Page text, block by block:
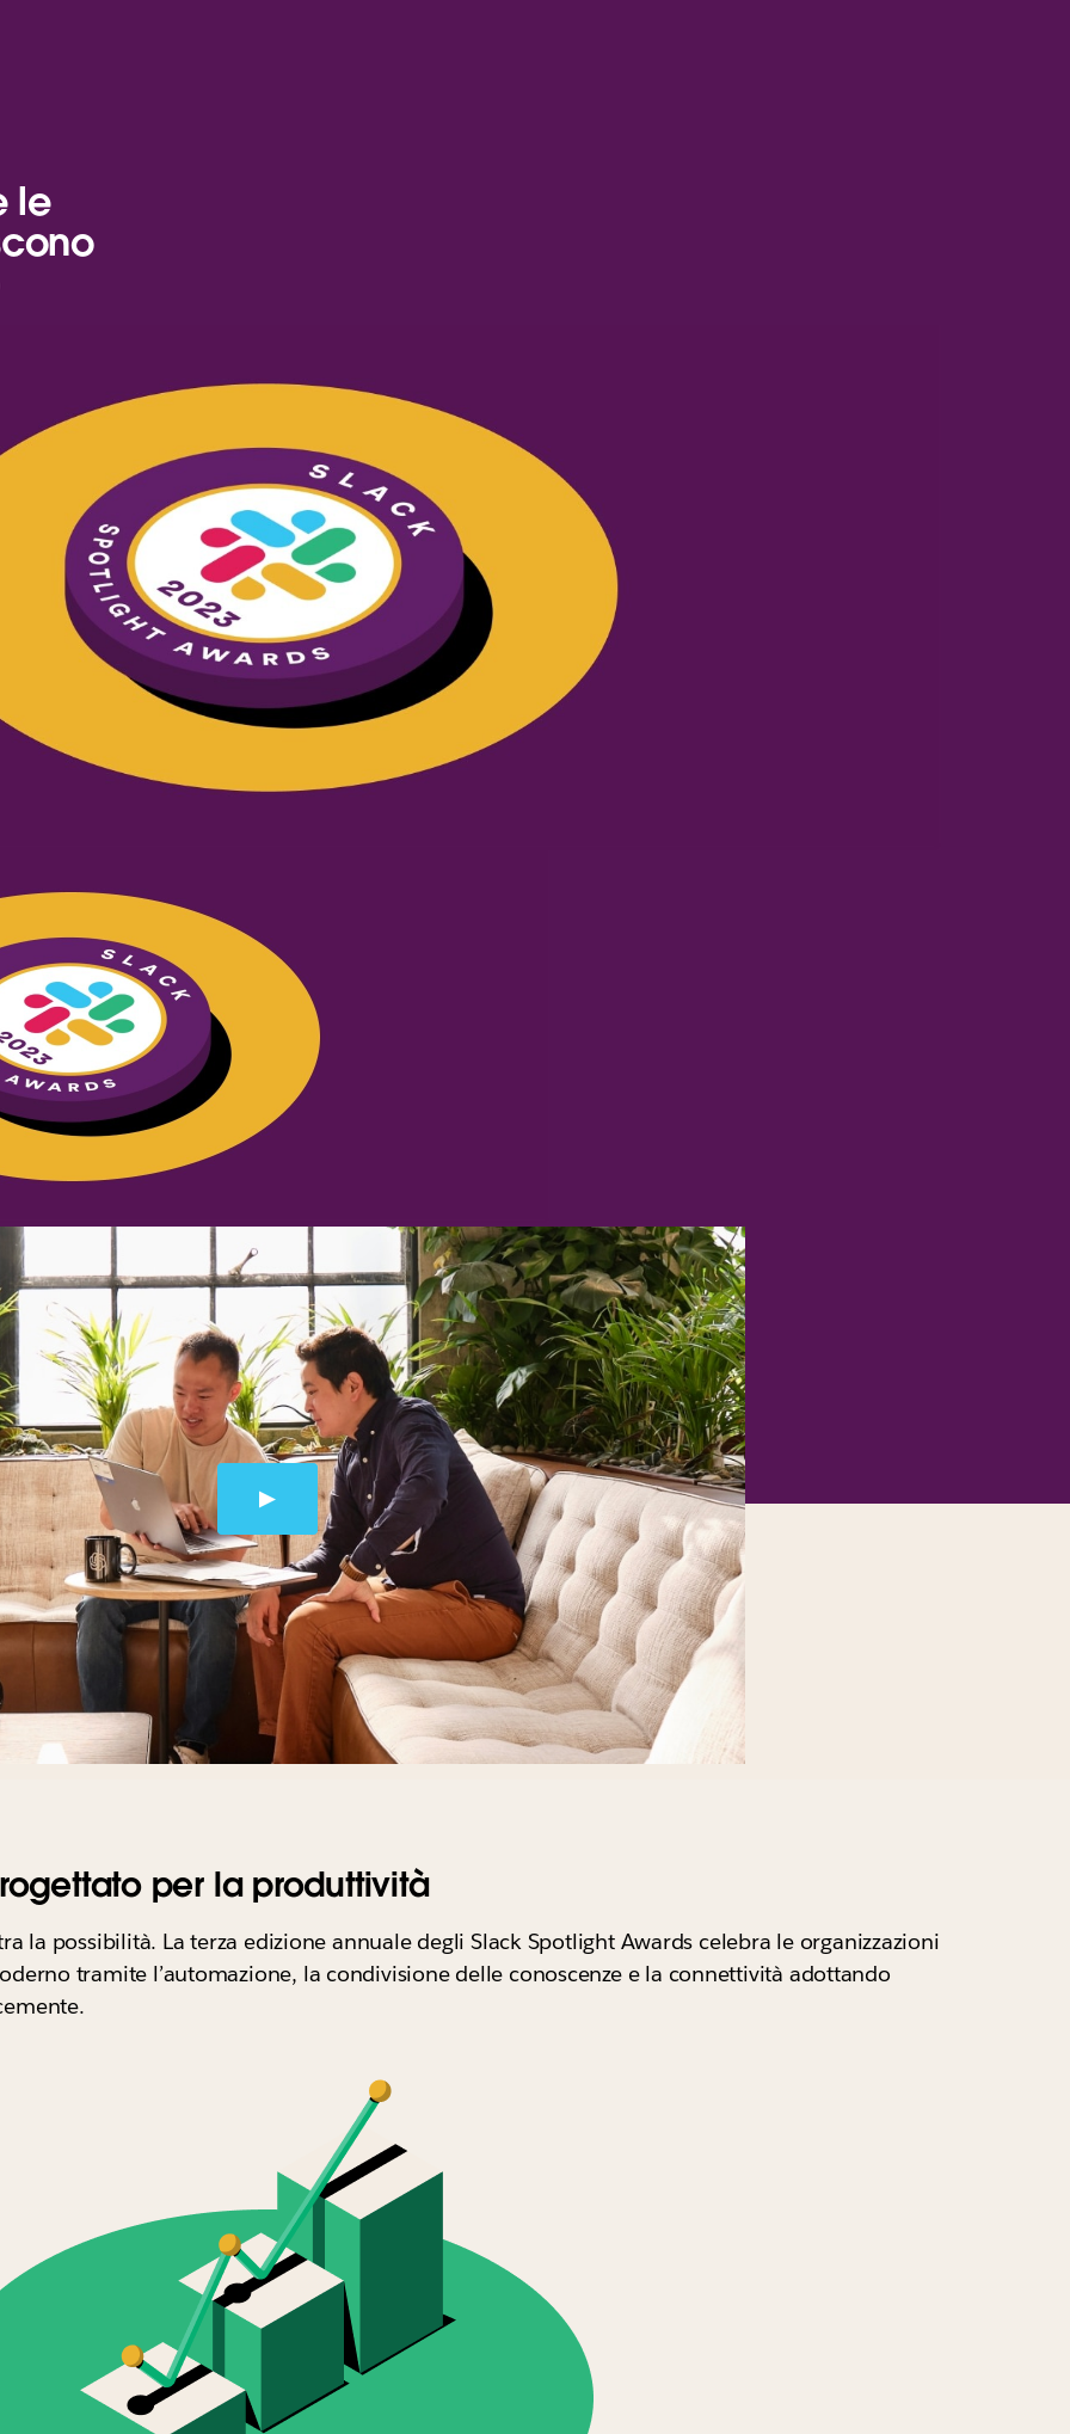
le
per la produttività
la possibilità. La terza edizione annuale degli Slack Spotlight Awards celebra le organizzazioni
tramite l’automazione, la condivisione delle conoscenze e la connettività adottando